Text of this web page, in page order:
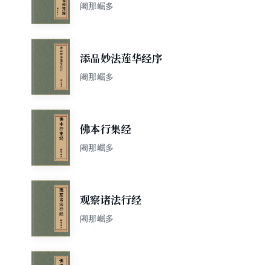
阇那崛多
添品妙法莲华经序
阇那崛多
佛本行集经
阇那崛多
观察诸法行经
阇那崛多